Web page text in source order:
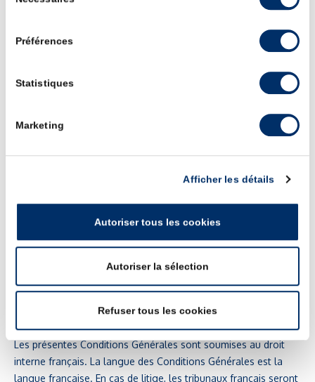
du
Préférences
Statistiques
Marketing
Afficher les détails
Autoriser tous les cookies
Autoriser la sélection
Refuser tous les cookies
disposition des sites qui font l’objet d’un lien hypertexte à
partir du site "www.jolival.com" et ne peut supporter aucune
disponibles sur ces sites ou à partir de ces sites.
3. Limitation de responsabilité
SNC Neptune Distribution ne pourra êtren tenu responsable
financier, résultant de l’accès ou de l’utilisation de ce site ou de
tous sites qui lui sont liés. Le contenu du site est présenté
sans aucune garantie de quelque nature que ce soit.
4. Droit applicable
Les présentes Conditions Générales sont soumises au droit
interne français. La langue des Conditions Générales est la
langue française. En cas de litige, les tribunaux français seront